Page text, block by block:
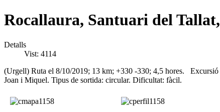
Rocallaura, Santuari del
Detalls
Vist: 4114
(Urgell) Ruta el 8/10/2019; 13 km; +330 -330; 4,5 hores. Excursió
Joan i Miquel. Tipus de sortida: circular. Dificultat: fàcil.